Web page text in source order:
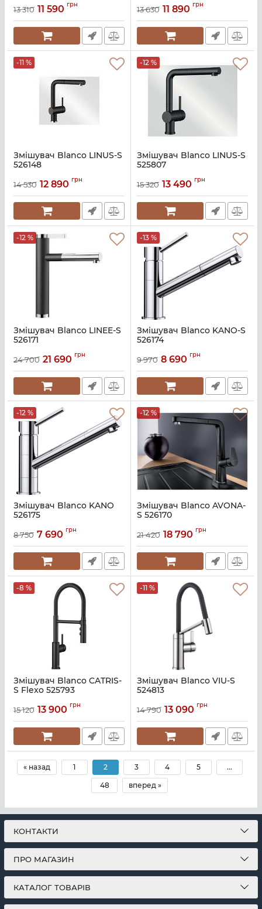
13 310 11 590 грн 13 630 11 890 грн
-11 %
Змішувач Blanco LINUS-S
526148
14 530 12 890 грн
-12 %
Змішувач Blanco LINUS-S
525807
15 320 13 490 грн
-12 %
Змішувач Blanco LINEE-S
526171
24 700 21 690 грн
-13 %
Змішувач Blanco KANO-S
526174
9 970 8 690 грн
-12 %
Змішувач Blanco KANO
526175
8 750 7 690 грн
-12 %
Змішувач Blanco AVONA-
S 526170
21 420 18 790 грн
-8 %
Змішувач Blanco CATRIS-
S Flexo 525793
15 120 13 900 грн
-11 %
Змішувач Blanco VIU-S
524813
14 790 13 090 грн
« назад 1 2 3 4 5 ...
48 вперед »
КОНТАКТИ
ПРО МАГАЗИН
КАТАЛОГ ТОВАРІВ